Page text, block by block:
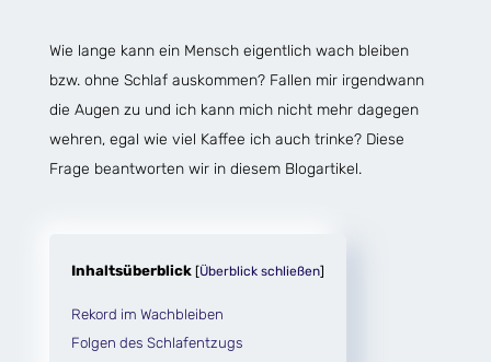
Wie lange kann ein Mensch eigentlich wach bleiben
bzw. ohne Schlaf auskommen? Fallen mir irgendwann
die Augen zu und ich kann mich nicht mehr dagegen
wehren, egal wie viel Kaffee ich auch trinke? Diese
Frage beantworten wir in diesem Blogartikel.
Inhaltsüberblick [Überblick schließen]
Rekord im Wachbleiben
Folgen des Schlafentzugs